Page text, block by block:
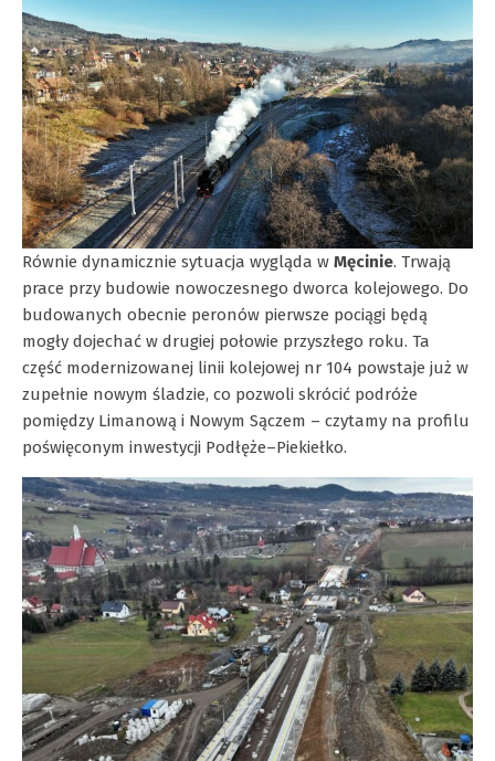
Równie dynamicznie sytuacja wygląda w Męcinie. Trwają
prace przy budowie nowoczesnego dworca kolejowego. Do
budowanych obecnie peronów pierwsze pociągi będą
mogły dojechać w drugiej połowie przyszłego roku. Ta
część modernizowanej linii kolejowej nr 104 powstaje już w
zupełnie nowym śladzie, co pozwoli skrócić podróże
pomiędzy Limanową i Nowym Sączem – czytamy na profilu
poświęconym inwestycji Podłęże–Piekiełko.